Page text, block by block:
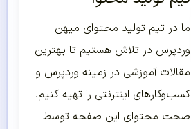
ما در تیم تولید محتوای میهن
وردپرس در تلاش هستیم تا بهترین
مقالات آموزشی در زمینه وردپرس و
کسب‌و‌کارهای اینترنتی را تهیه کنیم.
صحت محتوای این صفحه توسط